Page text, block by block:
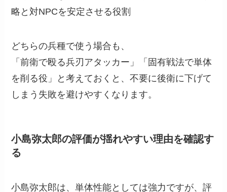
略と対NPCを安定させる役割
どちらの兵種で使う場合も、
「前衛で殴る兵刃アタッカー」「固有戦法で単体
を削る役」と考えておくと、不要に後衛に下げて
しまう失敗を避けやすくなります。
小島弥太郎の評価が揺れやすい理由を確認す
る
小島弥太郎は、単体性能としては強力ですが、評